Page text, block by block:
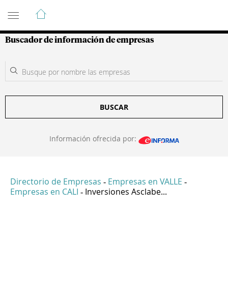
Guía de Empresas Colombianas
Buscador de información de empresas
BUSCAR
Información ofrecida por:
Directorio de Empresas - Empresas en VALLE -
Empresas en CALI - Inversiones Asclabe...